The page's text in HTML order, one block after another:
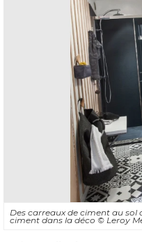
Des carreaux de ciment au sol
ciment dans la déco © Leroy